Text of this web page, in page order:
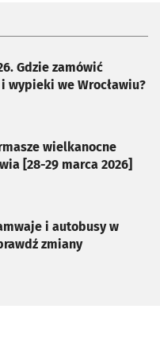
Gdzie zamówić
wypieki we Wrocławiu?
wielkanocne
[28-29 marca 2026]
i autobusy w
zmiany